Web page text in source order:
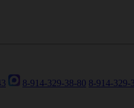
8-914-329-38-80 8-914-329-